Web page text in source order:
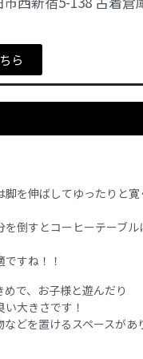
ら
を伸ばしてゆったりと寛
倒すとコーヒーテーブル
すね！！
で、お子様と遊んだり
大きさです！
どを置けるスペースがあ